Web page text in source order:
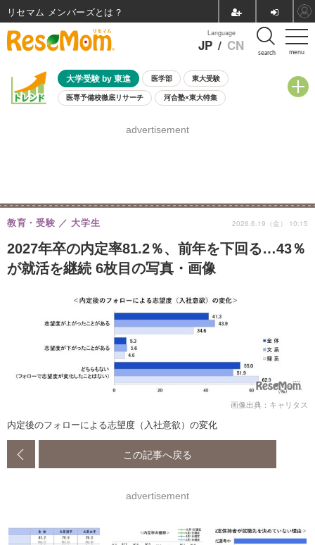
menu
Language
JP / CN search
大学受験 by 東進 医学部 東大受験
医専予備校徹底リサーチ 河合塾×東大特集
8月開催学校説明会・相談会
advertisement
2027年卒の内定率81.2％、前年を下回る…43％
が就活を継続 6枚目の写真・画像
教育・受験 大学生 2026.6.19（金） 10:15
画像出典：キャリタス
内定後のフォローによる志望度（入社意欲）の変化
この記事へ戻る
advertisement
リセマム メンバーズ